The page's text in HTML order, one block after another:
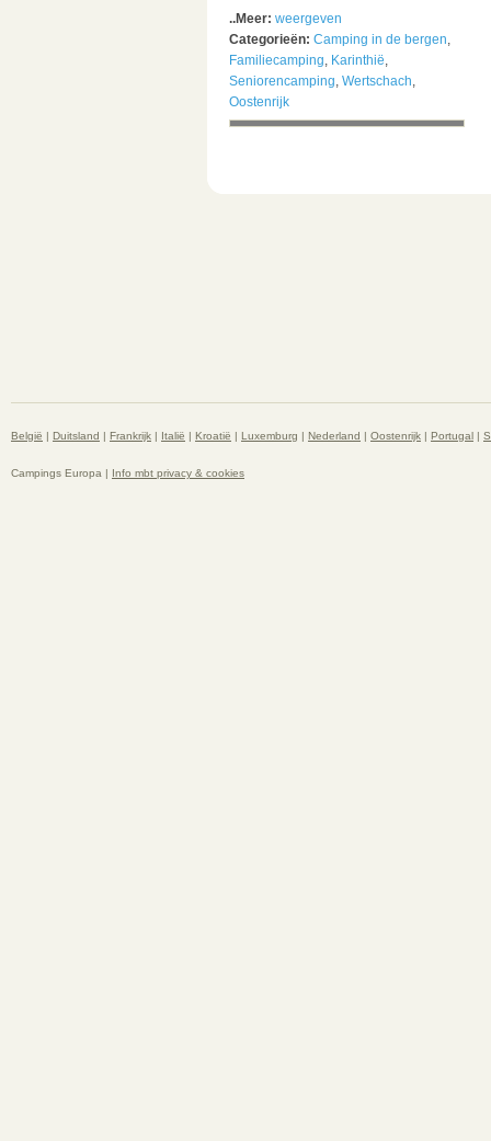
..Meer: weergeven
Categorieën: Camping in de bergen,
Familiecamping, Karinthië,
Seniorencamping, Wertschach,
Oostenrijk
België | Duitsland | Frankrijk | Italië | Kroatië | Luxemburg | Nederland | Oostenrijk | Portugal |
Campings Europa | Info mbt privacy & cookies